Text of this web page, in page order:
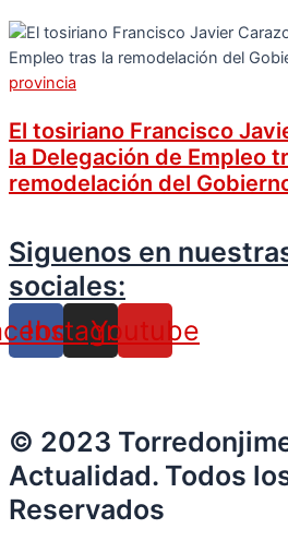
provincia
El tosiriano Francisco
la Delegación de Empleo
remodelación del
Siguenos en
sociales:
Instagram
Youtube
© 2023
Actualidad. Todos
Reservados